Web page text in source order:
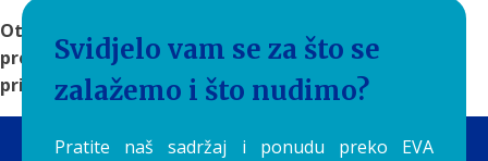
Otkrijte
rješenja za filtriranje vode
pronađite sustav koji će čistu i ukusnu vodu učiniti
prirodnim dijelom vaše svakodnevice.
Svidjelo vam se za što se
zalažemo i što nudimo?
Pratite naš sadržaj i ponudu preko EVA